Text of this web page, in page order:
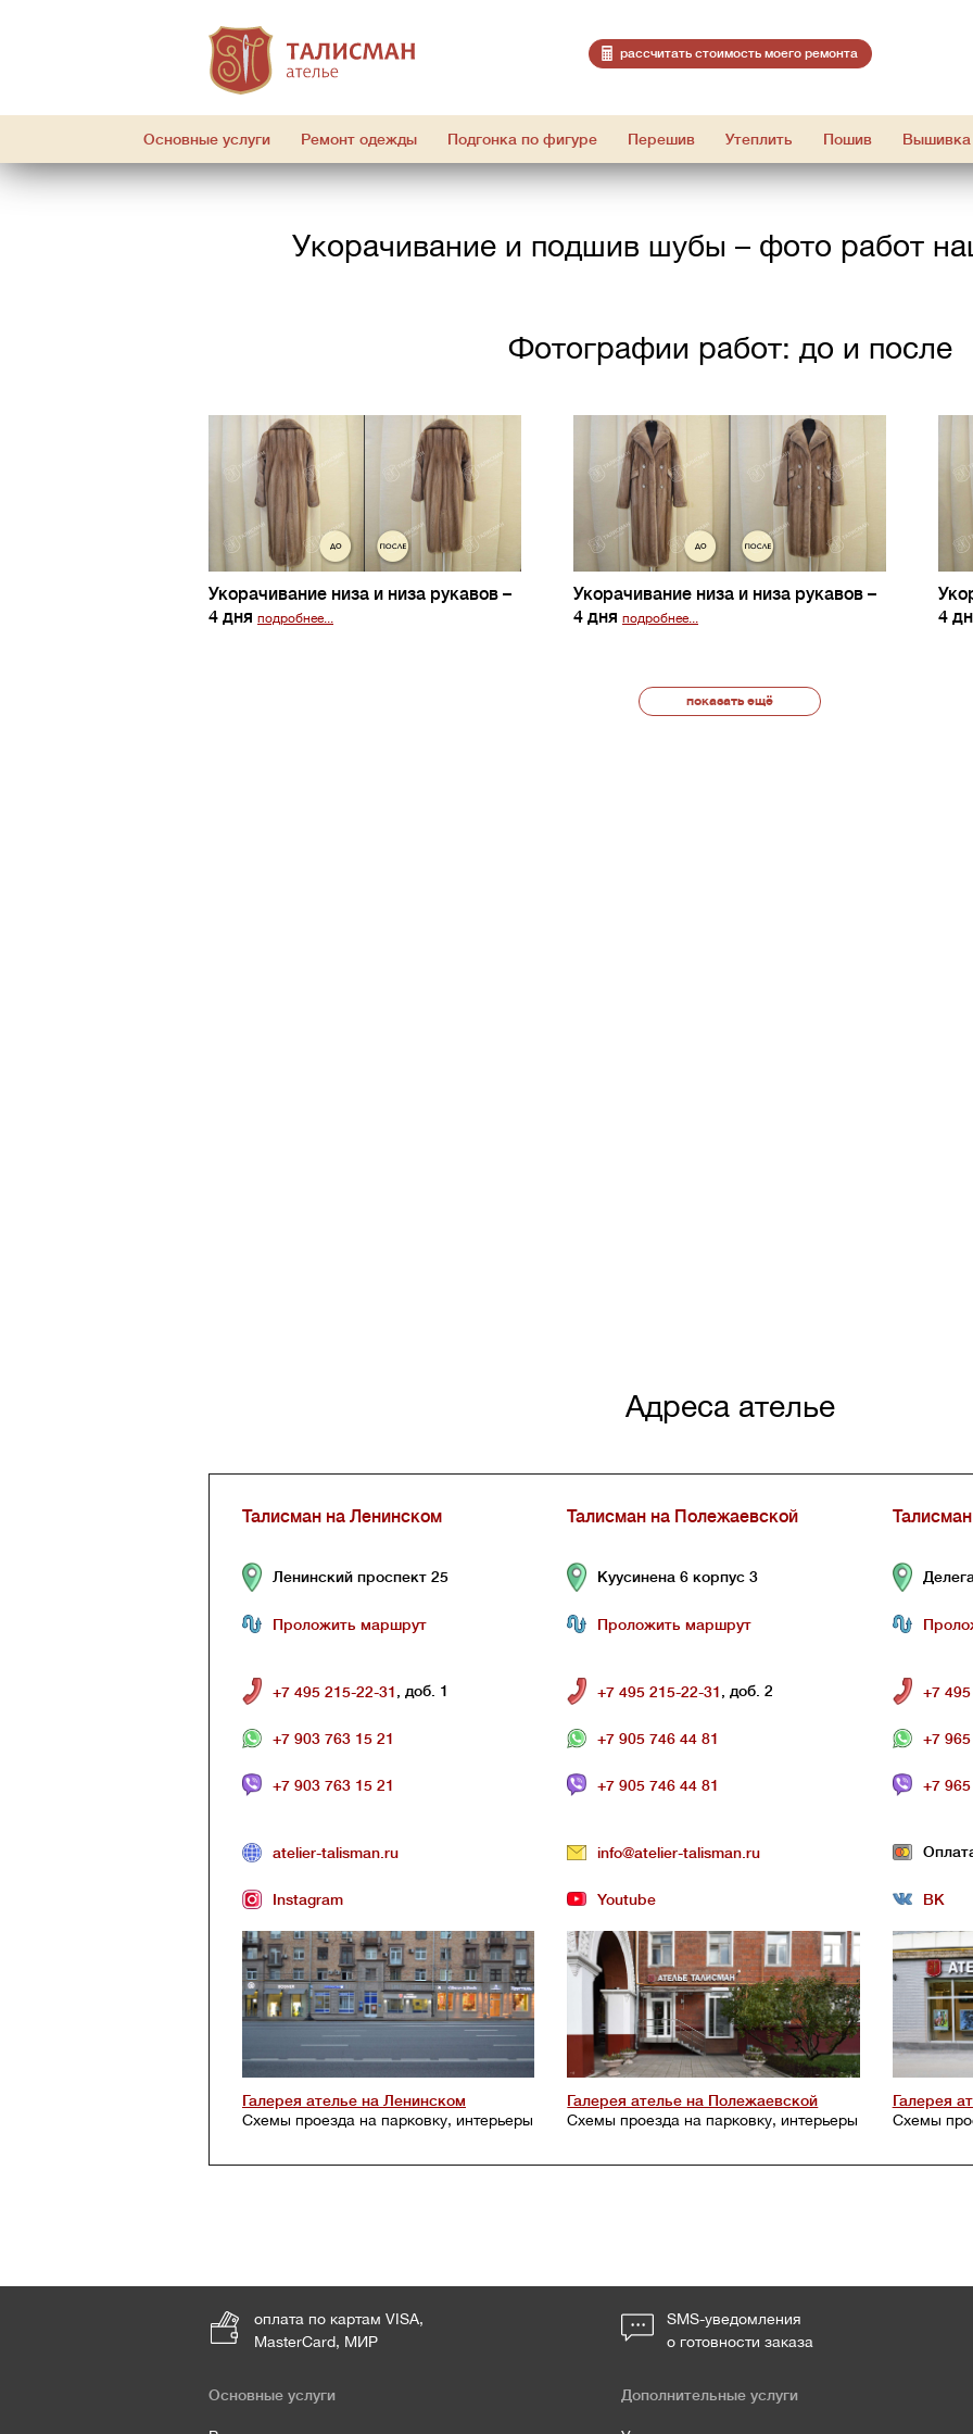
расcчитать стоимость моего ремонта
Основные услуги Ремонт одежды Подгонка по фигуре Перешив Утеплить Пошив Вышивка
Укорачивание и подшив шубы – фото работ
Фотографии работ: до и после
Укорачивание низа и низа рукавов –
4 дня подробнее...
Укорачивание низа и низа рукавов –
4 дня подробнее...
4
показать ещё
Адреса ателье
Талисман на Ленинском
Ленинский проспект 25
Проложить маршрут
+7 495 215-22-31 , доб. 1
+7 903 763 15 21
+7 903 763 15 21
atelier-talisman.ru
Instagram
Галерея ателье на Ленинском
Схемы проезда на парковку, интерьеры
Талисман на Полежаевской
Куусинена 6 корпус 3
Проложить маршрут
+7 495 215-22-31 , доб. 2
+7 905 746 44 81
+7 905 746 44 81
info@atelier-talisman.ru
Youtube
Галерея ателье на Полежаевской
Схемы проезда на парковку, интерьеры
+7
+7
+7
ВК
Галерея
Схемы
оплата по картам VISA,
MasterCard, МИР
Основные услуги
SMS-уведомления
о готовности заказа
Дополнительные услуги